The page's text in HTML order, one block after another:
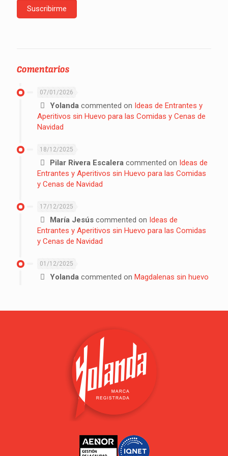
Comentarios
07/01/2026
Yolanda commented on Ideas de Entrantes y
Aperitivos sin Huevo para las Comidas y Cenas de
Navidad
18/12/2025
Pilar Rivera Escalera commented on Ideas de
Entrantes y Aperitivos sin Huevo para las Comidas
y Cenas de Navidad
17/12/2025
María Jesús commented on Ideas de
Entrantes y Aperitivos sin Huevo para las Comidas
y Cenas de Navidad
01/12/2025
Yolanda commented on Magdalenas sin huevo